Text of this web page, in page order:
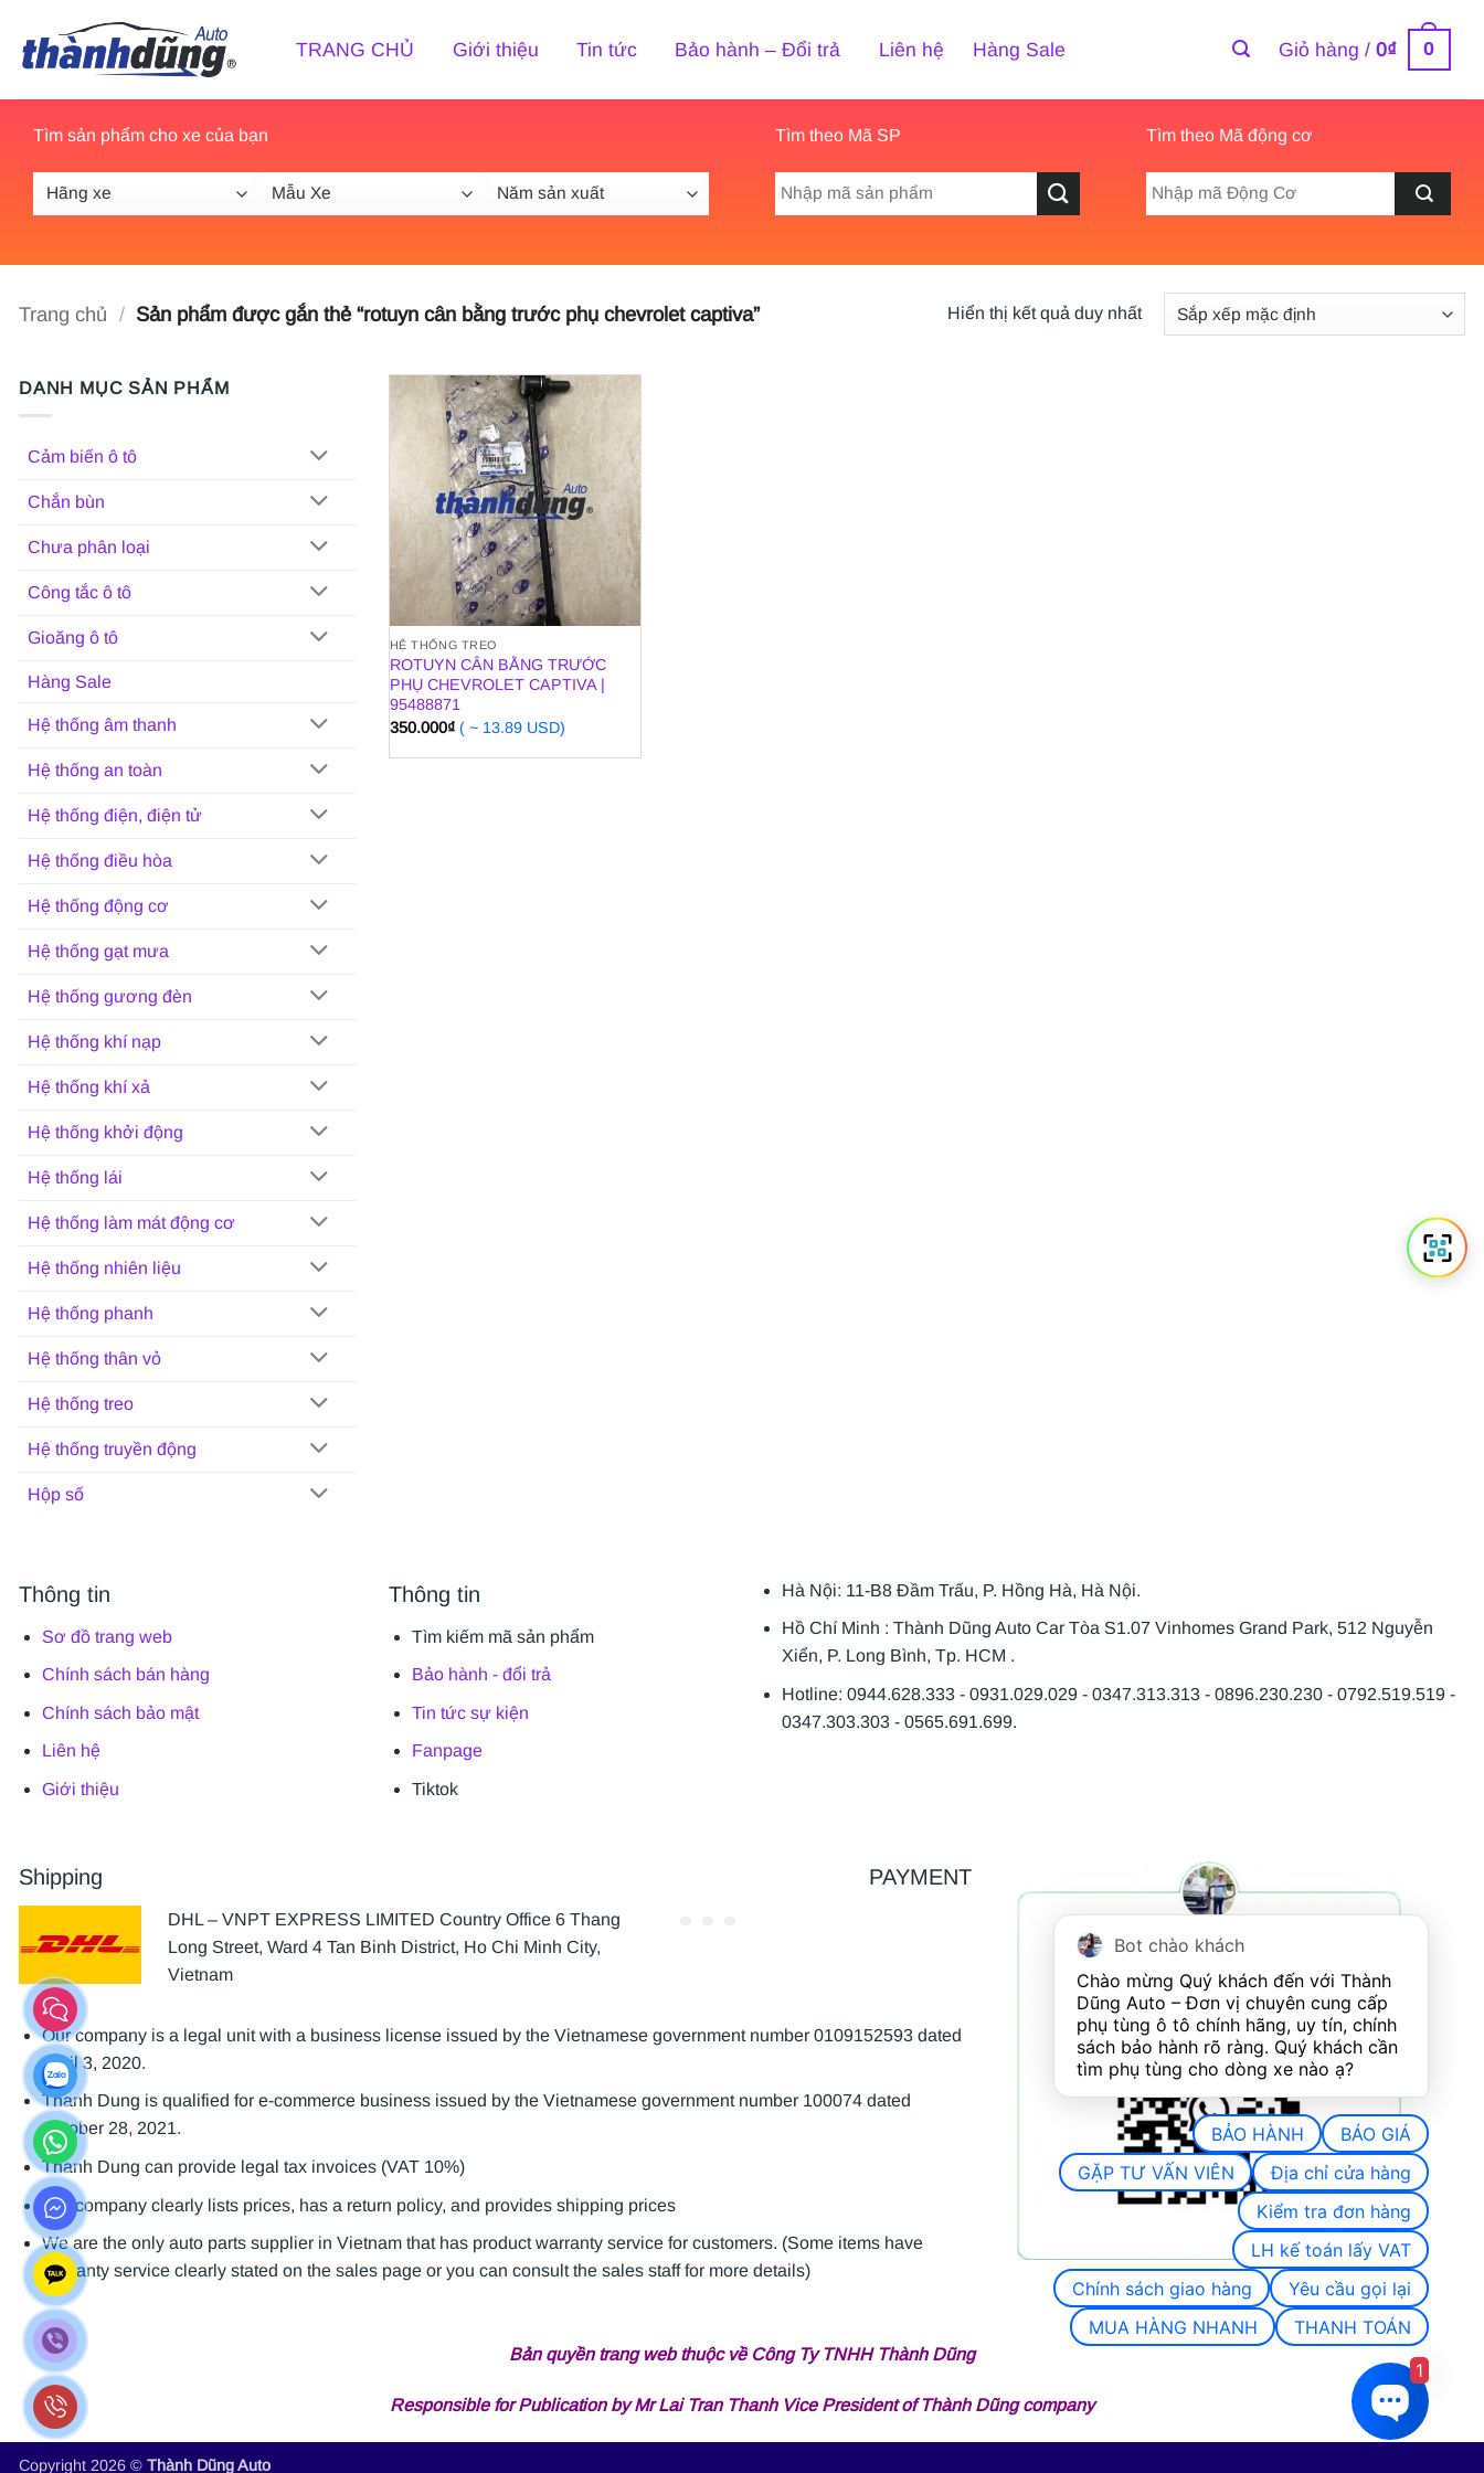
qua
nội
dung
TRANG CHỦ Giới thiệu Tin tức Bảo hành – Đổi trả Liên hệ Hàng Sale Giỏ hàng /0₫ 0
Tìm sản phẩm cho xe của bạn Tìm theo Mã SP
Tìm
Tìm theo Mã động cơ
Trang chủ / Sản phẩm được gắn thẻ “rotuyn cân bằng trước phụ chevrolet captiva” Hiển thị kết quả duy nhất
DANH MỤC SẢN PHẨM
Cảm biến ô tô
Chắn bùn
Chưa phân loại
Công tắc ô tô
Gioăng ô tô
Hàng Sale
Hệ thống âm thanh
Hệ thống an toàn
Hệ thống điện, điện tử
Hệ thống điều hòa
Hệ thống động cơ
Hệ thống gạt mưa
Hệ thống gương đèn
Hệ thống khí nạp
Hệ thống khí xả
Hệ thống khởi động
Hệ thống lái
Hệ thống làm mát động cơ
Hệ thống nhiên liệu
Hệ thống phanh
Hệ thống thân vỏ
Hệ thống treo
Hệ thống truyền động
Hộp số
HỆ THỐNG TREO
ROTUYN CÂN BẰNG TRƯỚC
PHỤ CHEVROLET CAPTIVA |
95488871
350.000₫ ( ~ 13.89 USD)
Thông tin
Sơ đồ trang web
Chính sách bán hàng
Chính sách bảo mật
Liên hệ
Giới thiệu
Thông tin
Tìm kiếm mã sản phẩm
Bảo hành - đổi trả
Tin tức sự kiện
Fanpage
Tiktok
Hà Nội: 11-B8 Đầm Trấu, P. Hồng Hà, Hà Nội.
Hồ Chí Minh : Thành Dũng Auto Car Tòa S1.07 Vinhomes Grand Park, 512 Nguyễn
Xiển, P. Long Bình, Tp. HCM .
Hotline: 0944.628.333 - 0931.029.029 - 0347.313.313 - 0896.230.230 - 0792.519.519 -
0347.303.303 - 0565.691.699.
Shipping
DHL – VNPT EXPRESS LIMITED Country Office 6 Thang
Long Street, Ward 4 Tan Binh District, Ho Chi Minh City,
Vietnam
PAYMENT
Our company is a legal unit with a business license issued by the Vietnamese government number 0109152593 dated
April 3, 2020.
Thanh Dung is qualified for e-commerce business issued by the Vietnamese government number 100074 dated
October 28, 2021.
Thanh Dung can provide legal tax invoices (VAT 10%)
Our company clearly lists prices, has a return policy, and provides shipping prices
We are the only auto parts supplier in Vietnam that has product warranty service for customers. (Some items have
warranty service clearly stated on the sales page or you can consult the sales staff for more details)
Bản quyền trang web thuộc về Công Ty TNHH Thành Dũng
Responsible for Publication by Mr Lai Tran Thanh Vice President of Thành Dũng company
Copyright 2026 © Thành Dũng Auto
Bot chào khách
Chào mừng Quý khách đến với Thành
Dũng Auto – Đơn vị chuyên cung cấp
phụ tùng ô tô chính hãng, uy tín, chính
sách bảo hành rõ ràng. Quý khách cần
tìm phụ tùng cho dòng xe nào ạ?
BẢO HÀNH
BÁO GIÁ
GẶP TƯ VẤN VIÊN
Địa chỉ cửa hàng
Kiểm tra đơn hàng
LH kế toán lấy VAT
Chính sách giao hàng
Yêu cầu gọi lại
MUA HÀNG NHANH
THANH TOÁN
1